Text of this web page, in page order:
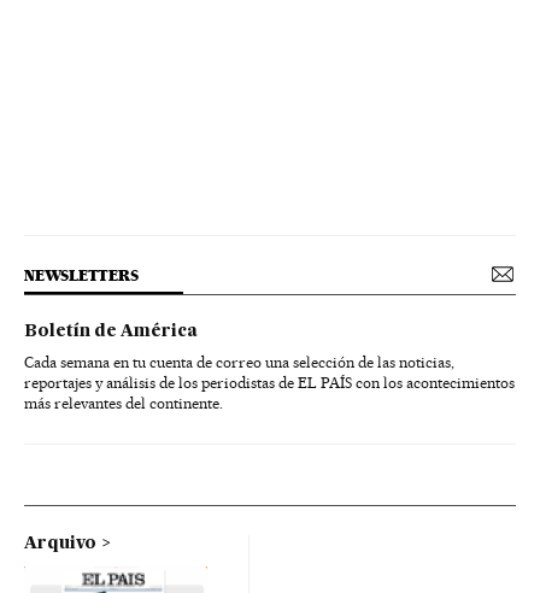
NEWSLETTERS
Boletín de América
Cada semana en tu cuenta de correo una selección de las noticias,
reportajes y análisis de los periodistas de EL PAÍS con los acontecimientos
más relevantes del continente.
Arquivo